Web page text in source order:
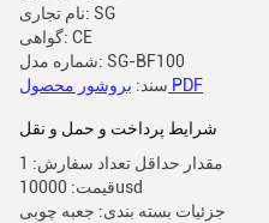
نام تجاری: SG
گواهی: CE
شماره مدل: SG-BF100
سند: بروشور محصول PDF
شرایط پرداخت و حمل و نقل
مقدار حداقل تعداد سفارش: 1
قیمت: 10000usd
جزئیات بسته بندی: جعبه چوبی